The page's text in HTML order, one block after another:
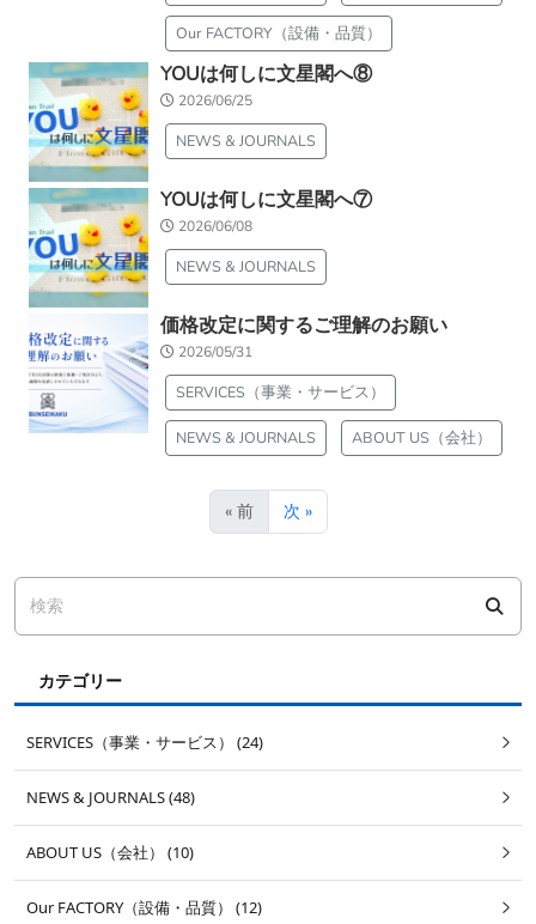
Our FACTORY（設備・品質）
YOUは何しに文星閣へ⑧
2026/06/25
NEWS & JOURNALS
YOUは何しに文星閣へ⑦
2026/06/08
NEWS & JOURNALS
価格改定に関するご理解のお願い
2026/05/31
SERVICES（事業・サービス）
NEWS & JOURNALS ABOUT US（会社）
« 前 次 »
カテゴリー
SERVICES（事業・サービス） (24)
NEWS & JOURNALS (48)
ABOUT US（会社） (10)
Our FACTORY（設備・品質） (12)